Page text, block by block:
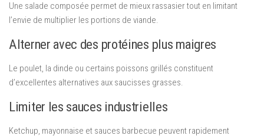
Une salade composée permet de mieux rassasier tout en limitant
l’envie de multiplier les portions de viande.
Alterner avec des protéines plus maigres
Le poulet, la dinde ou certains poissons grillés constituent
d’excellentes alternatives aux saucisses grasses.
Limiter les sauces industrielles
Ketchup, mayonnaise et sauces barbecue peuvent rapidement